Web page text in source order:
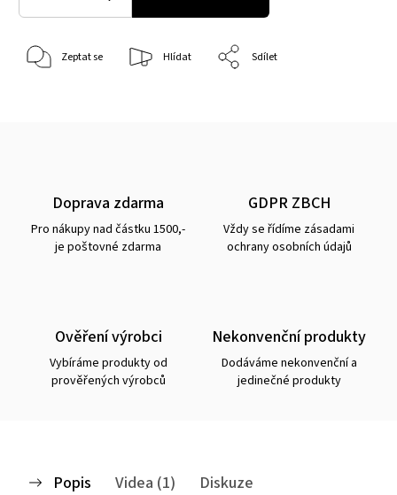
Zeptat se Hlídat Sdílet
Doprava zdarma
Pro nákupy nad částku 1500,-
je poštovné zdarma
GDPR ZBCH
Vždy se řídíme zásadami
ochrany osobních údajů
Ověření výrobci
Vybíráme produkty od
prověřených výrobců
Nekonvenční produkty
Dodáváme nekonvenční a
jedinečné produkty
Popis Videa (1) Diskuze